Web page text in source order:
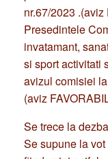
nr.67/2023 .(aviz
Presedintele
invatamant,
si sport activitati
avizul comisiei
(aviz
Se trece la
Se supune la